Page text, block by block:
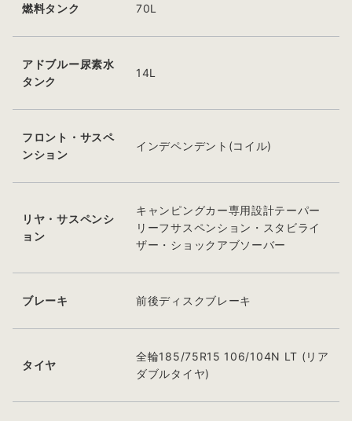
燃料タンク 70L
アドブルー尿素水
タンク
14L
フロント・サスペ
ンション
インデペンデント(コイル)
リヤ・サスペンシ
ョン
キャンピングカー専用設計テーパー
リーフサスペンション・スタビライ
ザー・ショックアブソーバー
ブレーキ 前後ディスクブレーキ
タイヤ
全輪185/75R15 106/104N LT (リア
ダブルタイヤ)